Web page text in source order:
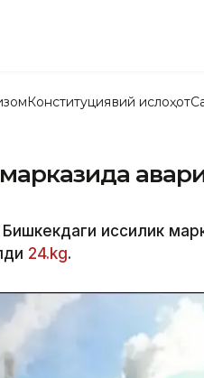
Конституциявий ислоҳот
иссиқлик
24.kg.